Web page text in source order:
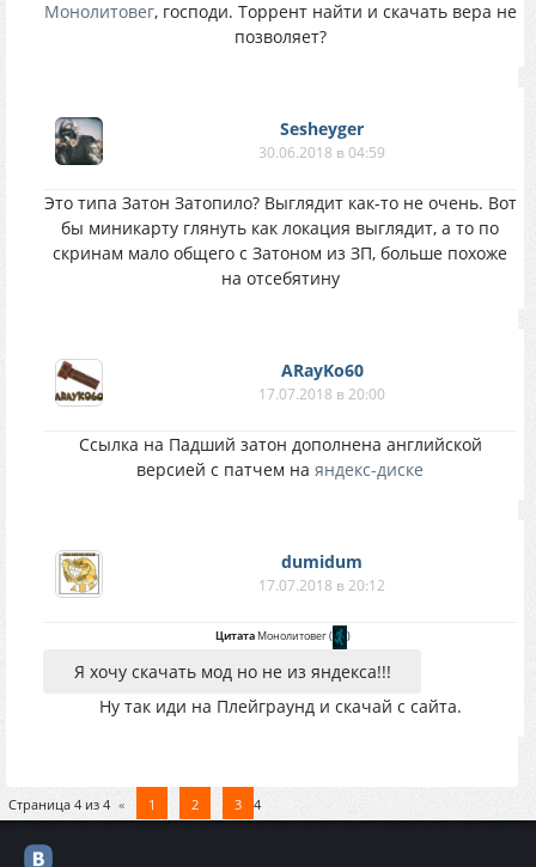
Монолитовег, господи. Торрент найти и скачать вера не
позволяет?
Sesheyger
30.06.2018 в 04:59
Это типа Затон Затопило? Выглядит как-то не очень. Вот
бы миникарту глянуть как локация выглядит, а то по
скринам мало общего с Затоном из ЗП, больше похоже
на отсебятину
ARayKo60
17.07.2018 в 20:00
Ссылка на Падший затон дополнена английской
версией с патчем на яндекс-диске
dumidum
17.07.2018 в 20:12
ЦитатаМонолитовег( )
Я хочу скачать мод но не из яндекса!!!
Ну так иди на Плейграунд и скачай с сайта.
Страница 4 из 4 « 1 2 3 4